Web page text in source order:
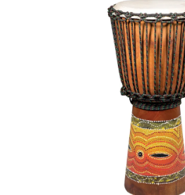
0,0
hviezdičiek.